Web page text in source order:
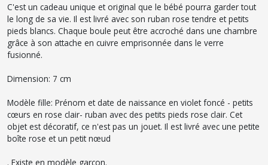
C'est un cadeau unique et original que le bébé pourra garder tout
le long de sa vie. Il est livré avec son ruban rose tendre et petits
pieds blancs. Chaque boule peut être accroché dans une chambre
grâce à son attache en cuivre emprisonnée dans le verre
fusionné.
Dimension: 7 cm
Modèle fille: Prénom et date de naissance en violet foncé - petits
cœurs en rose clair- ruban avec des petits pieds rose clair. Cet
objet est décoratif, ce n'est pas un jouet. Il est livré avec une petite
boîte rose et un petit nœud
. Existe en modèle garçon.